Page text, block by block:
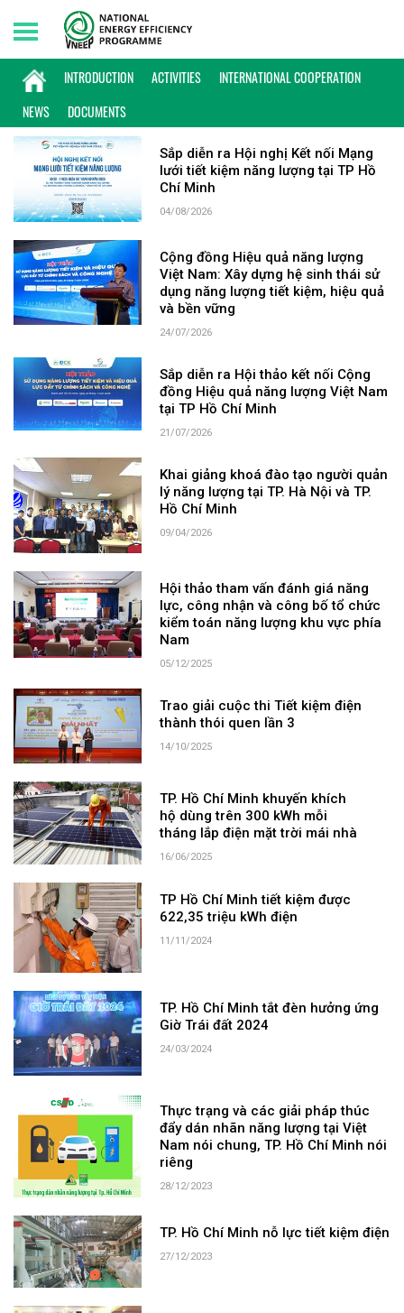
INTRODUCTION ACTIVITIES
INTERNATIONAL COOPERATION
NEWS
DOCUMENTS
Sunday, 09/08/2026 | 13:31 GMT+7
KEYWORD: TP HỒ CHÍ MINH
Sắp diễn ra Hội nghị Kết nối Mạng
lưới tiết kiệm năng lượng tại TP Hồ
Chí Minh
04/08/2026
Cộng đồng Hiệu quả năng lượng
Việt Nam: Xây dựng hệ sinh thái sử
dụng năng lượng tiết kiệm, hiệu quả
và bền vững
24/07/2026
Sắp diễn ra Hội thảo kết nối Cộng
đồng Hiệu quả năng lượng Việt Nam
tại TP Hồ Chí Minh
21/07/2026
Khai giảng khoá đào tạo người quản
lý năng lượng tại TP. Hà Nội và TP.
Hồ Chí Minh
09/04/2026
Hội thảo tham vấn đánh giá năng
lực, công nhận và công bố tổ chức
kiểm toán năng lượng khu vực phía
Nam
05/12/2025
Trao giải cuộc thi Tiết kiệm điện
thành thói quen lần 3
14/10/2025
TP. Hồ Chí Minh khuyến khích
hộ dùng trên 300 kWh mỗi
tháng lắp điện mặt trời mái nhà
16/06/2025
TP Hồ Chí Minh tiết kiệm được
622,35 triệu kWh điện
11/11/2024
TP. Hồ Chí Minh tắt đèn hưởng ứng
Giờ Trái đất 2024
24/03/2024
Thực trạng và các giải pháp thúc
đẩy dán nhãn năng lượng tại Việt
Nam nói chung, TP. Hồ Chí Minh nói
riêng
28/12/2023
TP. Hồ Chí Minh nỗ lực tiết kiệm điện
27/12/2023